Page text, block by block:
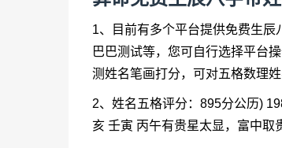
1、目前有多个平台提供免费生
巴巴测试等，您可自行选择平台
测姓名笔画打分，可对五格数理
2、姓名五格评分：895分公历)
亥 壬寅 丙午有贵星太显，富中取